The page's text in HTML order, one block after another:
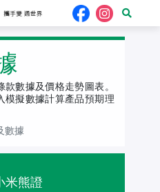
數據及價格走勢圖表。
模擬數據計算產品預期理
數據
米熊證